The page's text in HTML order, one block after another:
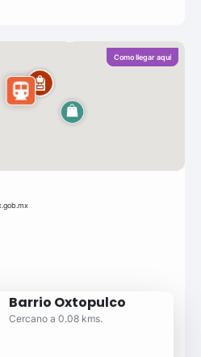
Como llegar aquí
Barrio Oxtopulco
Cercano a 0.08 kms.